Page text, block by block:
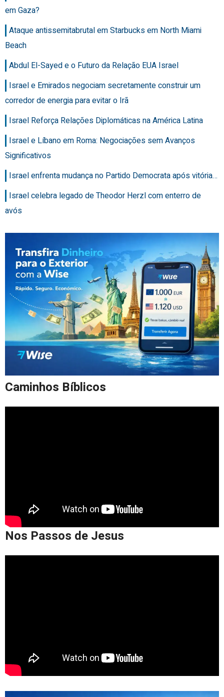
em Gaza?
Ataque antissemitabrutal em Starbucks em North Miami
Beach
Abdul El-Sayed e o Futuro da Relação EUA Israel
Israel e Emirados negociam secretamente construir um
corredor de energia para evitar o Irã
Israel Reforça Relações Diplomáticas na América Latina
Israel e Líbano em Roma: Negociações sem Avanços
Significativos
Israel enfrenta mudança no Partido Democrata após vitória…
Israel celebra legado de Theodor Herzl com enterro de
avós
Caminhos Bíblicos
Nos Passos de Jesus